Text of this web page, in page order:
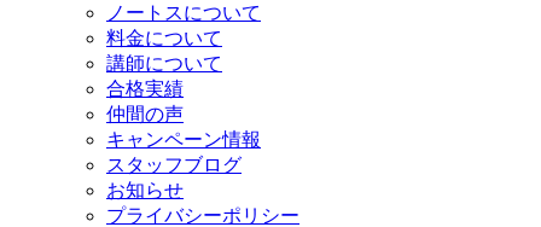
ノートスについて
料金について
講師について
合格実績
仲間の声
キャンペーン情報
スタッフブログ
お知らせ
プライバシーポリシー